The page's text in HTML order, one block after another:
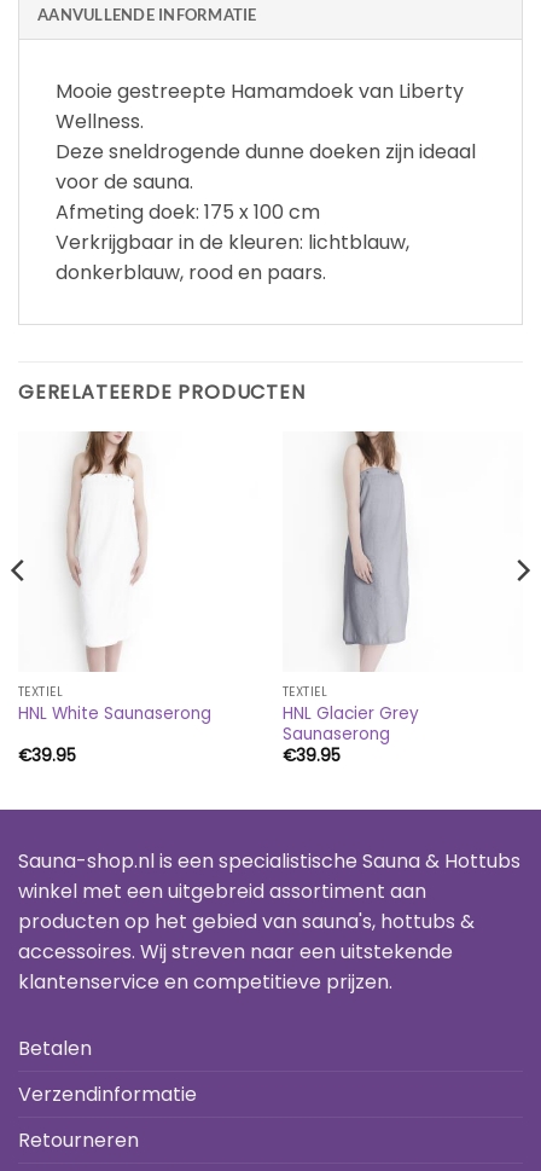
AANVULLENDE INFORMATIE
Mooie gestreepte Hamamdoek van Liberty
Wellness.
Deze sneldrogende dunne doeken zijn ideaal
voor de sauna.
Afmeting doek: 175 x 100 cm
Verkrijgbaar in de kleuren: lichtblauw,
donkerblauw, rood en paars.
GERELATEERDE PRODUCTEN
TEXTIEL
HNL White Saunaserong
€39.95
TEXTIEL
HNL Glacier Grey
Saunaserong
€39.95
Sauna-shop.nl is een specialistische Sauna & Hottubs
winkel met een uitgebreid assortiment aan
producten op het gebied van sauna's, hottubs &
accessoires. Wij streven naar een uitstekende
klantenservice en competitieve prijzen.
Betalen
Verzendinformatie
Retourneren